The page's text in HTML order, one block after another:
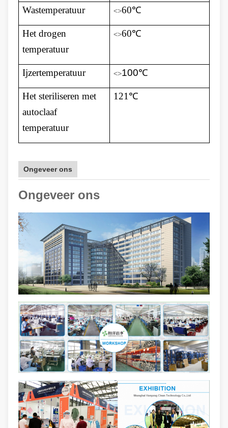
Wastemperatuur <>60℃
Het drogen
temperatuur
<>60℃
Ijzertemperatuur <>100℃
Het steriliseren met
autoclaaf
temperatuur
121℃
Ongeveer ons
Ongeveer ons